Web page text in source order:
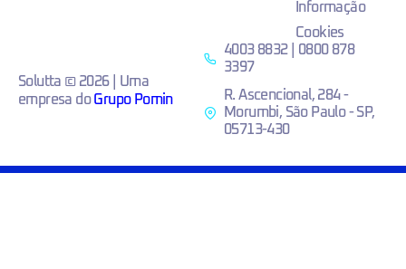
Informação
Cookies
Solutta © 2026 | Uma
empresa doGrupo Pomin
4003 8832 | 0800 878
3397
R. Ascencional, 284 -
Morumbi, São Paulo - SP,
05713-430